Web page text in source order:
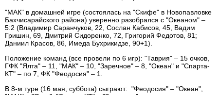
"МАК" в домашней игре (состоялась на "Скифе" в Новопавловке
Бахчисарайского района) уверенно разобрался с "Океаном" –
5:2 (Владимир Саранчуков, 22, Сослан Кабисов, 45, Вадим
Гришин, 69, Дмитрий Сидоренко, 72, Григорий Федотов, 81;
Даниил Красов, 86, Имеда Бухрикидзе, 90+1).
Положение команд (все провели по 6 игр): "Таврия" – 15 очков,
ГФК "Ялта" – 11, "МАК" – 10, "Заречное" – 8, "Океан" и "Спарта-
КТ" – по 7, ФК "Феодосия" – 1.
В 8-м туре (16 мая, суббота) сыграют: "Феодосия" – "Океан",